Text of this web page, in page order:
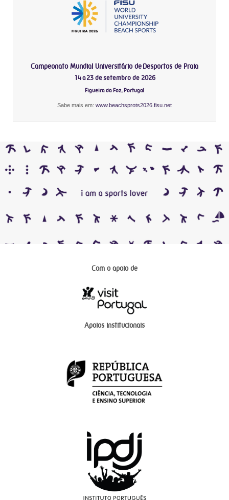
Campeonato Mundial Universitário de Desportos de Praia
14 a 23 de setembro de 2026
Figueira da Foz, Portugal
Sabe mais em: www.beachsprots2026.fisu.net
Com o apoio de
Apoios institucionais